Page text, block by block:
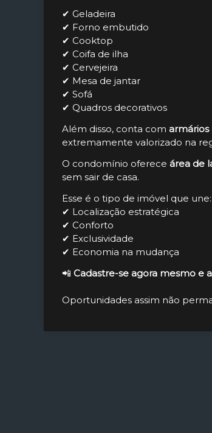
✔ Geladeira
✔ Forno embutido
✔ Cooktop
✔ Coifa de ilha
✔ Cervejeira
✔ Mesa de jantar
✔ Sofá
✔ Quadros decorativos
Além disso, conta com
extremamente valorizado na
O condomínio oferece área de
sem sair de casa.
Esse é o tipo de imóvel que une:
✔ Localização estratégica
✔ Conforto
✔ Exclusividade
✔ Economia na mudança
📲 Cadastre-se agora mesmo e
Oportunidades assim não